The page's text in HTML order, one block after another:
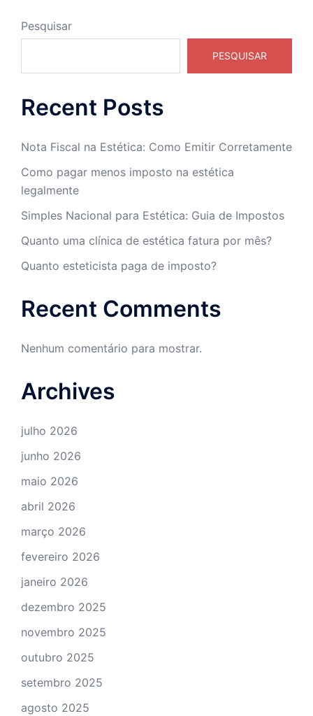
Pesquisar
PESQUISAR
Recent Posts
Nota Fiscal na Estética: Como Emitir Corretamente
Como pagar menos imposto na estética
legalmente
Simples Nacional para Estética: Guia de Impostos
Quanto uma clínica de estética fatura por mês?
Quanto esteticista paga de imposto?
Recent Comments
Nenhum comentário para mostrar.
Archives
julho 2026
junho 2026
maio 2026
abril 2026
março 2026
fevereiro 2026
janeiro 2026
dezembro 2025
novembro 2025
outubro 2025
setembro 2025
agosto 2025